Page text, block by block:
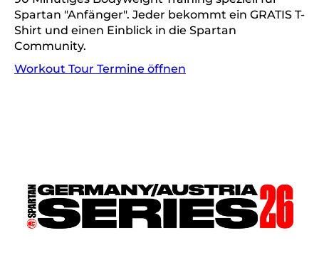
Spartan "Anfänger". Jeder bekommt ein GRATIS T-
Shirt und einen Einblick in die Spartan
Community.
Workout Tour Termine öffnen